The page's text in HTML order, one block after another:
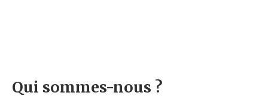
Qui sommes-nous ?